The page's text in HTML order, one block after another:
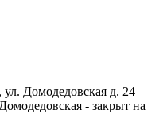
Домодедовская д. 24
- закрыт на